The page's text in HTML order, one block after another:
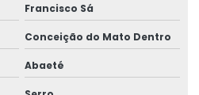
Francisco Sá
Conceição do Mato Dentro
Abaeté